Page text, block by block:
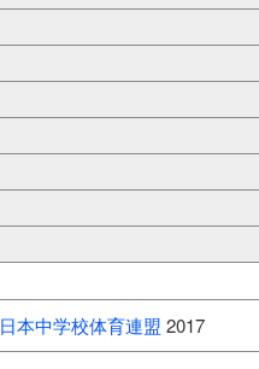
日本中学校体育連盟 2017